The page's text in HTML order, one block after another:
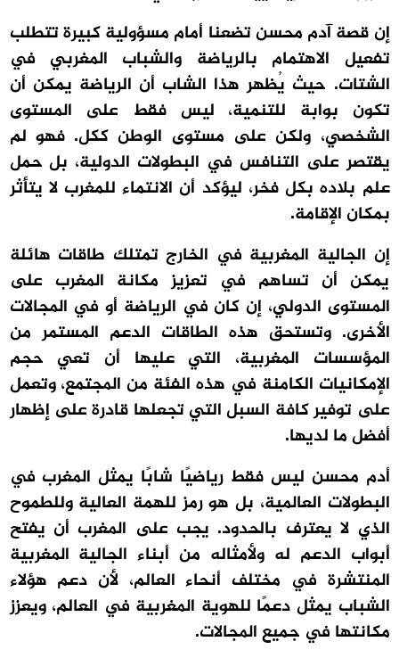
إن قصة آدم محسن تضعنا أمام مسؤولية كبيرة تتطلب
تفعيل الاهتمام بالرياضة والشباب المغربي في
الشتات. حيث يُظهر هذا الشاب أن الرياضة يمكن أن
تكون بوابة للتنمية، ليس فقط على المستوى
الشخصي، ولكن على مستوى الوطن ككل. فهو لم
يقتصر على التنافس في البطولات الدولية، بل حمل
علم بلاده بكل فخر، ليؤكد أن الانتماء للمغرب لا يتأثر
بمكان الإقامة.
إن الجالية المغربية في الخارج تمتلك طاقات هائلة
يمكن أن تساهم في تعزيز مكانة المغرب على
المستوى الدولي، إن كان في الرياضة أو في المجالات
الأخرى. وتستحق هذه الطاقات الدعم المستمر من
المؤسسات المغربية، التي عليها أن تعي حجم
الإمكانيات الكامنة في هذه الفئة من المجتمع، وتعمل
على توفير كافة السبل التي تجعلها قادرة على إظهار
أفضل ما لديها.
أدم محسن ليس فقط رياضيًا شابًا يمثل المغرب في
البطولات العالمية، بل هو رمز للهمة العالية وللطموح
الذي لا يعترف بالحدود. يجب على المغرب أن يفتح
أبواب الدعم له ولأمثاله من أبناء الجالية المغربية
المنتشرة في مختلف أنحاء العالم، لأن دعم هؤلاء
الشباب يمثل دعمًا للهوية المغربية في العالم، ويعزز
مكانتها في جميع المجالات.